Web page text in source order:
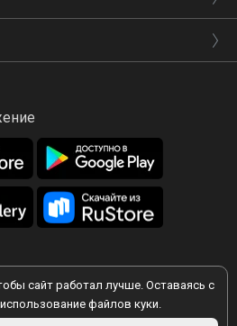
сайт работал лучше. Оставаясь с
файлов куки.